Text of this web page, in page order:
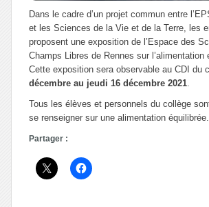
Dans le cadre d’un projet commun entre
et les Sciences de la Vie et de la Terre, les
proposent une exposition de l’Espace des
Champs Libres de Rennes sur l’alimentation
Cette exposition sera observable au CDI du
décembre au jeudi 16 décembre 2021
Tous les élèves et personnels du collège
se renseigner sur une alimentation équilibrée.
Partager :